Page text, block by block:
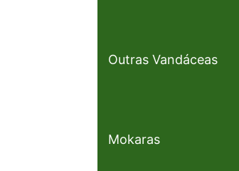
Outras Vandáceas
Mokaras